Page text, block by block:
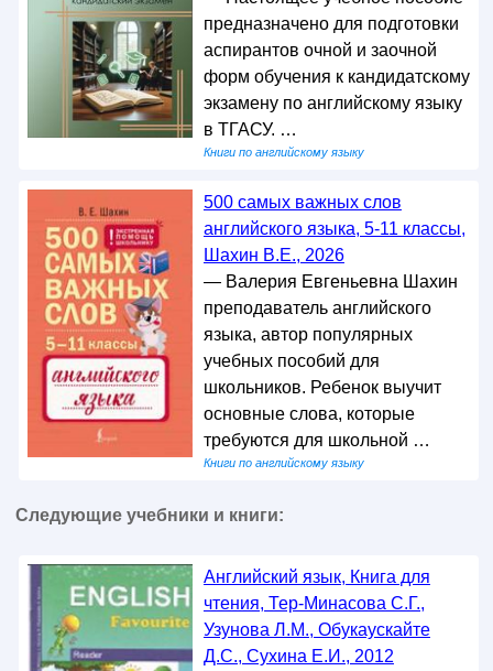
предназначено для подготовки
аспирантов очной и заочной
форм обучения к кандидатскому
экзамену по английскому языку
в ТГАСУ. …
Книги по английскому языку
500 самых важных слов
английского языка, 5-11 классы,
Шахин В.Е., 2026
— Валерия Евгеньевна Шахин
преподаватель английского
языка, автор популярных
учебных пособий для
школьников. Ребенок выучит
основные слова, которые
требуются для школьной …
Книги по английскому языку
Следующие учебники и книги:
Английский язык, Книга для
чтения, Тер-Минасова С.Г.,
Узунова Л.М., Обукаускайте
Д.С., Сухина Е.И., 2012